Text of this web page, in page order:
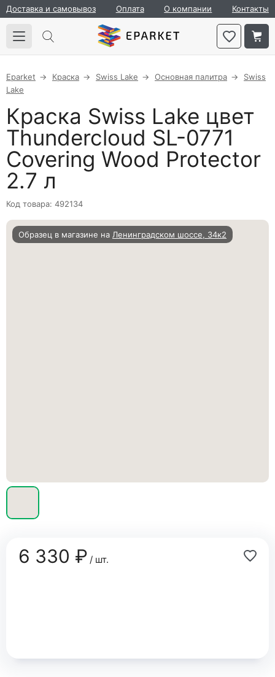
Доставка и самовывоз Оплата О компании Контакты
Eparket Краска Swiss Lake Основная палитра
Swiss
Lake
Краска Swiss Lake цвет
Thundercloud SL-0771
Covering Wood Protector
2.7 л
Код товара: 492134
Образец в магазине на Ленинградском шоссе, 34к2
6 330 ₽/ шт.